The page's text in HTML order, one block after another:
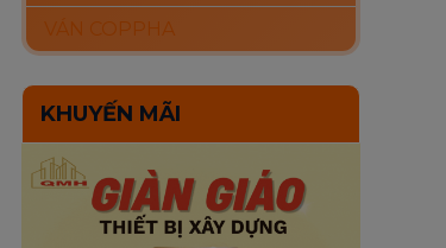
VÁN COPPHA
KHUYẾN MÃI